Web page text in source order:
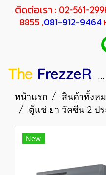
ติดต่อเรา : 02-561-
8855 ,081-912-9464
The FrezzeR
หน้าแรก สินค้าทั้งห
ตู้แช่ ยา วัคซีน 2 ป
New